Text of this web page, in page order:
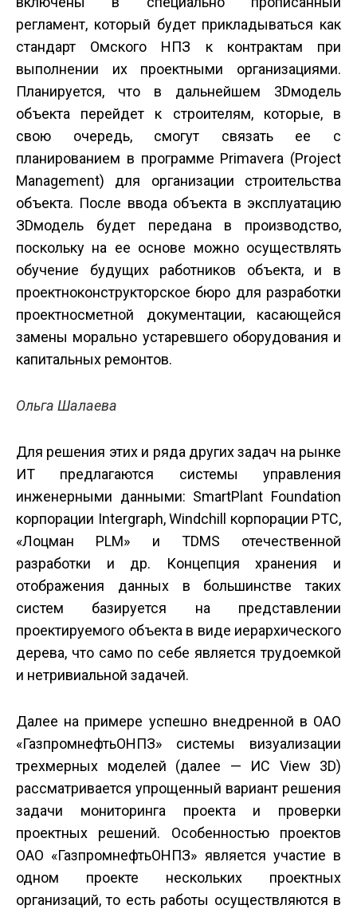
регламент, который будет прикладываться как
стандарт Омского НПЗ к контрактам при
выполнении их проектными организациями.
Планируется, что в дальнейшем 3D­модель
объекта перейдет к строителям, которые, в
свою очередь, смогут связать ее с
планированием в программе Primavera (Project
Management) для организации строительства
объекта. После ввода объекта в эксплуатацию
ЗD­модель будет передана в производство,
поскольку на ее основе можно осуществлять
обучение будущих работников объекта, и в
проектно­конструкторское бюро для разработки
проектно­сметной документации, касающейся
замены морально устаревшего оборудования и
капитальных ремонтов.
Ольга Шалаева
Для решения этих и ряда других задач на рынке
ИТ предлагаются системы управления
инженерными данными: SmartPlant Foundation
корпорации Intergraph, Windchill корпорации PTC,
«Лоцман PLM» и TDMS отечественной
разработки и др. Концепция хранения и
отображения данных в большинстве таких
систем базируется на представлении
проектируемого объекта в виде иерархического
дерева, что само по себе является трудоемкой
и нетривиальной задачей.
Далее на примере успешно внедренной в ОАО
«Газпромнефть­ОНПЗ» системы визуализации
трехмерных моделей (далее — ИС View 3D)
рассматривается упрощенный вариант решения
задачи мониторинга проекта и проверки
проектных решений. Особенностью проектов
ОАО «Газпромнефть­ОНПЗ» является участие в
одном проекте нескольких проектных
организаций, то есть работы осуществляются в